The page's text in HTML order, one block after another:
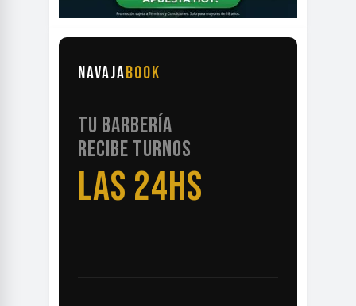
NAVAJABOOK
TU BARBERÍA
RECIBE TURNOS
LAS 24HS